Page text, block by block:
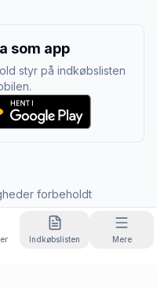
som app
styr på indkøbslisten
forbeholdt
Indkøbslisten Mere